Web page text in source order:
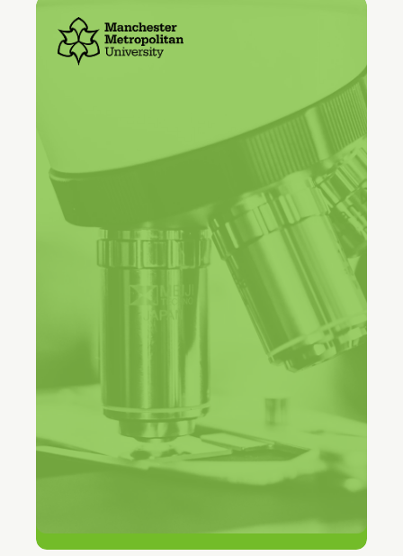
centraal toegangspunt voor de
hele universiteit. Studenten en
medewerkers hoeven niet te
weten welk team hun verzoek
afhandelt."
Jack Christopher
Assistant Director for Service Management,
Manchester Metropolitan University
90+